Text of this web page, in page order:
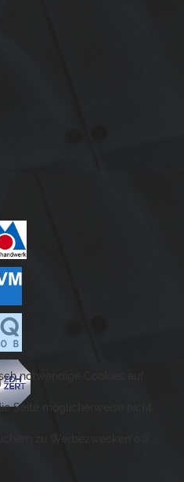
notwendige Cookies auf
Seite möglicherweise nicht